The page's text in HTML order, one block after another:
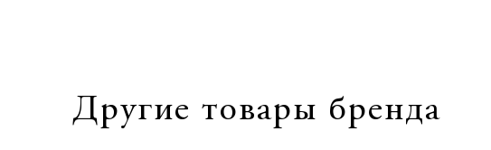
Другие товары бренда